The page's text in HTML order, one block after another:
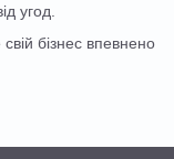
угод.
бізнес впевнено